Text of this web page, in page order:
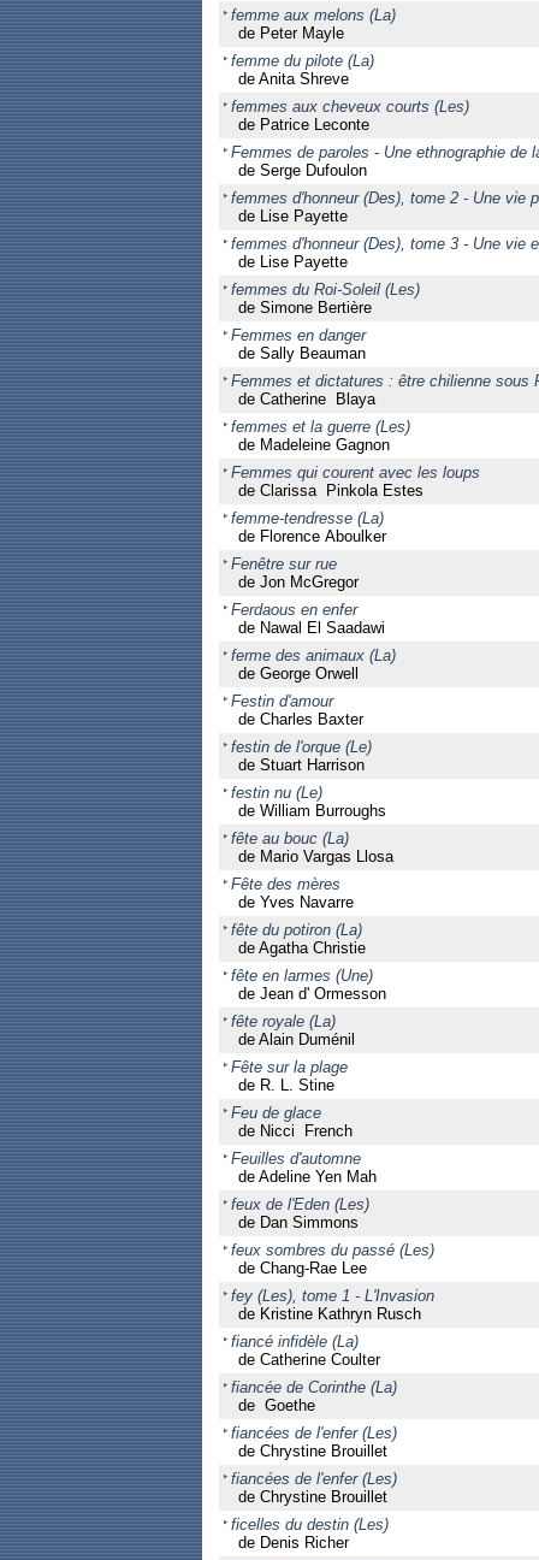
femme aux melons (La)
de Peter Mayle
femme du pilote (La)
de Anita Shreve
femmes aux cheveux courts (Les)
de Patrice Leconte
Femmes de paroles - Une ethnographie de
de Serge Dufoulon
femmes d'honneur (Des), tome 2 - Une vie
de Lise Payette
femmes d'honneur (Des), tome 3 - Une vie
de Lise Payette
femmes du Roi-Soleil (Les)
de Simone Bertière
Femmes en danger
de Sally Beauman
Femmes et dictatures : être chilienne sous
de Catherine Blaya
femmes et la guerre (Les)
de Madeleine Gagnon
Femmes qui courent avec les loups
de Clarissa Pinkola Estes
femme-tendresse (La)
de Florence Aboulker
Fenêtre sur rue
de Jon McGregor
Ferdaous en enfer
de Nawal El Saadawi
ferme des animaux (La)
de George Orwell
Festin d'amour
de Charles Baxter
festin de l'orque (Le)
de Stuart Harrison
festin nu (Le)
de William Burroughs
fête au bouc (La)
de Mario Vargas Llosa
Fête des mères
de Yves Navarre
fête du potiron (La)
de Agatha Christie
fête en larmes (Une)
de Jean d' Ormesson
fête royale (La)
de Alain Duménil
Fête sur la plage
de R. L. Stine
Feu de glace
de Nicci French
Feuilles d'automne
de Adeline Yen Mah
feux de l'Eden (Les)
de Dan Simmons
feux sombres du passé (Les)
de Chang-Rae Lee
fey (Les), tome 1 - L'Invasion
de Kristine Kathryn Rusch
fiancé infidèle (La)
de Catherine Coulter
fiancée de Corinthe (La)
de Goethe
fiancées de l'enfer (Les)
de Chrystine Brouillet
fiancées de l'enfer (Les)
de Chrystine Brouillet
ficelles du destin (Les)
de Denis Richer